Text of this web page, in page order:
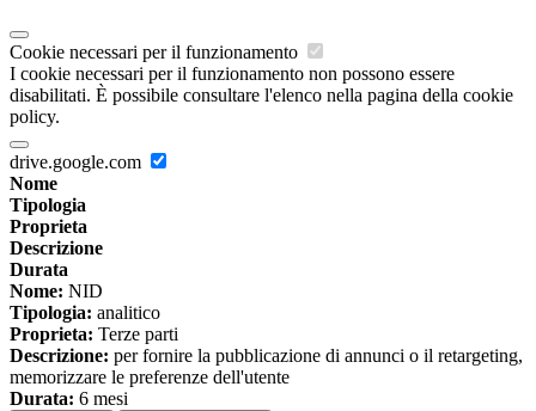
Cookie necessari per il funzionamento
I cookie necessari per il funzionamento non possono essere
disabilitati. È possibile consultare l'elenco nella pagina della cookie
policy.
drive.google.com
Nome
Tipologia
Proprieta
Descrizione
Durata
Nome: NID
Tipologia: analitico
Proprieta: Terze parti
Descrizione: per fornire la pubblicazione di annunci o il retargeting,
memorizzare le preferenze dell'utente
Durata: 6 mesi